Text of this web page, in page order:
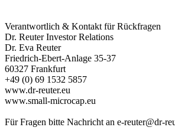
Verantwortlich & Kontakt für Rückfragen
Dr. Reuter Investor Relations
Dr. Eva Reuter
Friedrich-Ebert-Anlage 35-37
60327 Frankfurt
+49 (0) 69 1532 5857
www.dr-reuter.eu
www.small-microcap.eu
Für Fragen bitte Nachricht an e-reuter@dr-